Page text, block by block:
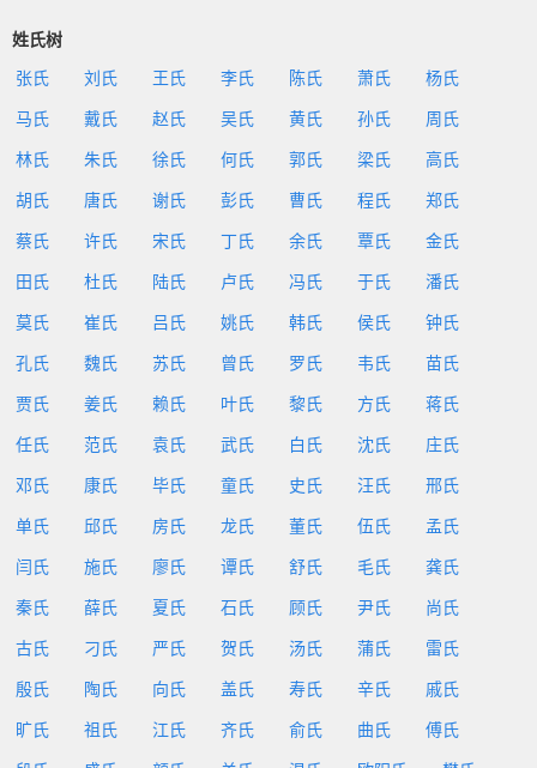
姓氏树
张氏 刘氏 王氏 李氏 陈氏 萧氏 杨氏
马氏 戴氏 赵氏 吴氏 黄氏 孙氏 周氏
林氏 朱氏 徐氏 何氏 郭氏 梁氏 高氏
胡氏 唐氏 谢氏 彭氏 曹氏 程氏 郑氏
蔡氏 许氏 宋氏 丁氏 余氏 覃氏 金氏
田氏 杜氏 陆氏 卢氏 冯氏 于氏 潘氏
莫氏 崔氏 吕氏 姚氏 韩氏 侯氏 钟氏
孔氏 魏氏 苏氏 曾氏 罗氏 韦氏 苗氏
贾氏 姜氏 赖氏 叶氏 黎氏 方氏 蒋氏
任氏 范氏 袁氏 武氏 白氏 沈氏 庄氏
邓氏 康氏 毕氏 童氏 史氏 汪氏 邢氏
单氏 邱氏 房氏 龙氏 董氏 伍氏 孟氏
闫氏 施氏 廖氏 谭氏 舒氏 毛氏 龚氏
秦氏 薛氏 夏氏 石氏 顾氏 尹氏 尚氏
古氏 刁氏 严氏 贺氏 汤氏 蒲氏 雷氏
殷氏 陶氏 向氏 盖氏 寿氏 辛氏 戚氏
旷氏 祖氏 江氏 齐氏 俞氏 曲氏 傅氏